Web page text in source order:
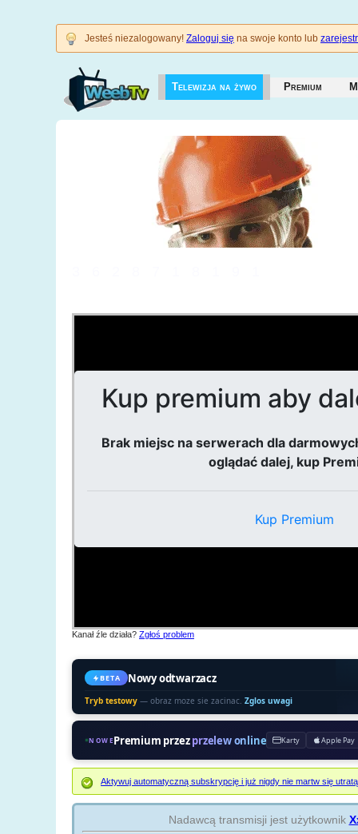
Jesteś niezalogowany! Zaloguj się na swoje konto lub
Telewizja na żywo Premium
Kanał źle działa? Zgłoś problem
BETA Nowy odtwarzacz
Tryb testowy — obraz moze sie zacinac. Zglos uwagi
NOWEPremium przezprzelew online Karty Apple Pay
Aktywuj automatyczną subskrypcję i już nigdy nie martw się
Nadawcą transmisji jest użytkownik